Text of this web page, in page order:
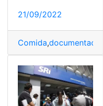
21/09/2022
Comida,documentación